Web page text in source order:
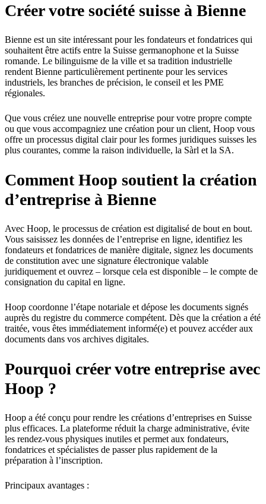
Créer votre société suisse à Bienne
Bienne est un site intéressant pour les fondateurs et fondatrices qui
souhaitent être actifs entre la Suisse germanophone et la Suisse
romande. Le bilinguisme de la ville et sa tradition industrielle
rendent Bienne particulièrement pertinente pour les services
industriels, les branches de précision, le conseil et les PME
régionales.
Que vous créiez une nouvelle entreprise pour votre propre compte
ou que vous accompagniez une création pour un client, Hoop vous
offre un processus digital clair pour les formes juridiques suisses les
plus courantes, comme la raison individuelle, la Sàrl et la SA.
Comment Hoop soutient la création
d’entreprise à Bienne
Avec Hoop, le processus de création est digitalisé de bout en bout.
Vous saisissez les données de l’entreprise en ligne, identifiez les
fondateurs et fondatrices de manière digitale, signez les documents
de constitution avec une signature électronique valable
juridiquement et ouvrez – lorsque cela est disponible – le compte de
consignation du capital en ligne.
Hoop coordonne l’étape notariale et dépose les documents signés
auprès du registre du commerce compétent. Dès que la création a été
traitée, vous êtes immédiatement informé(e) et pouvez accéder aux
documents dans vos archives digitales.
Pourquoi créer votre entreprise avec
Hoop ?
Hoop a été conçu pour rendre les créations d’entreprises en Suisse
plus efficaces. La plateforme réduit la charge administrative, évite
les rendez-vous physiques inutiles et permet aux fondateurs,
fondatrices et spécialistes de passer plus rapidement de la
préparation à l’inscription.
Principaux avantages :